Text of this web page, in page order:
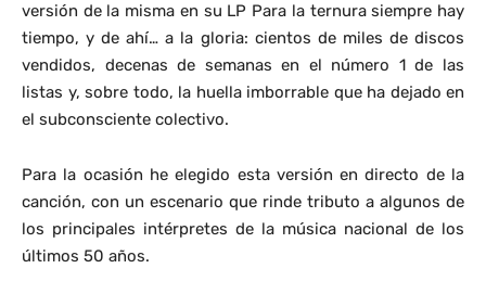
versión de la misma en su LP Para la ternura siempre hay
tiempo, y de ahí… a la gloria: cientos de miles de discos
vendidos, decenas de semanas en el número 1 de las
listas y, sobre todo, la huella imborrable que ha dejado en
el subconsciente colectivo.
Para la ocasión he elegido esta versión en directo de la
canción, con un escenario que rinde tributo a algunos de
los principales intérpretes de la música nacional de los
últimos 50 años.